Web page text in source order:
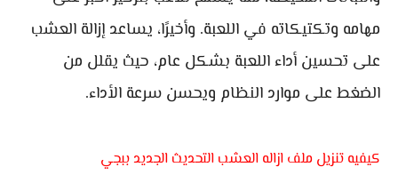
مهامه وتكتيكاته في اللعبة. وأخيرًا، يساعد إزالة العشب
على تحسين أداء اللعبة بشكل عام، حيث يقلل من
الضغط على موارد النظام ويحسن سرعة الأداء.
كيفيه تنزيل ملف ازاله العشب التحديث الجديد ببجي